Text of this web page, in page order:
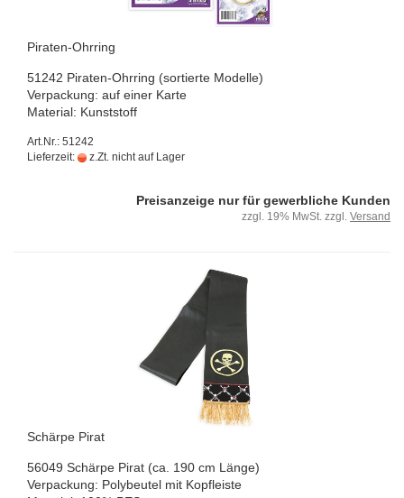
Piraten-​​Ohr­ring
51242 Piraten-​Ohrring (sor­tier­te Mo­del­le)
Ver­pa­ckung: auf einer Karte
Ma­te­ri­al: Kunst­stoff
Art.Nr.: 51242
Lieferzeit:
z.Zt. nicht auf Lager
Preisanzeige nur für gewerbliche Kunden
zzgl. 19% MwSt. zzgl. Versand
Schär­pe Pirat
56049 Schär­pe Pirat (ca. 190 cm Länge)
Ver­pa­ckung: Po­ly­beu­tel mit Kopf­leis­te